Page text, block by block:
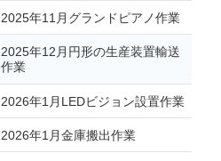
2025年11月グランドピアノ作業
2025年12月円形の生産装置輸送
作業
2026年1月LEDビジョン設置作業
2026年1月金庫搬出作業